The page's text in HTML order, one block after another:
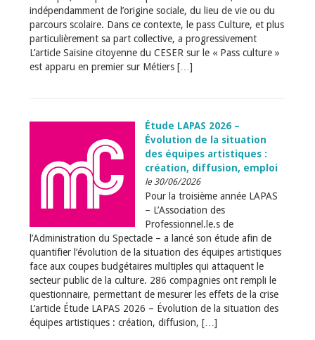
indépendamment de l’origine sociale, du lieu de vie ou du
parcours scolaire. Dans ce contexte, le pass Culture, et plus
particulièrement sa part collective, a progressivement
L’article Saisine citoyenne du CESER sur le « Pass culture »
est apparu en premier sur Métiers […]
Étude LAPAS 2026 –
Évolution de la situation
des équipes artistiques :
création, diffusion, emploi
le 30/06/2026
Pour la troisième année LAPAS
– L’Association des
Professionnel.le.s de
l’Administration du Spectacle – a lancé son étude afin de
quantifier l’évolution de la situation des équipes artistiques
face aux coupes budgétaires multiples qui attaquent le
secteur public de la culture. 286 compagnies ont rempli le
questionnaire, permettant de mesurer les effets de la crise
L’article Étude LAPAS 2026 – Évolution de la situation des
équipes artistiques : création, diffusion, […]